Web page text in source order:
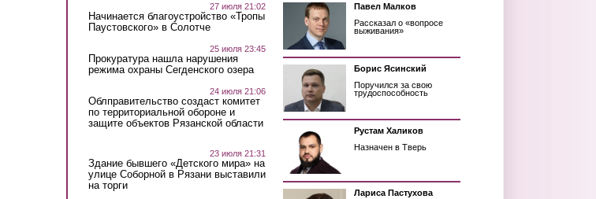
27 июля 21:02
Начинается благоустройство «Тропы
Паустовского» в Солотче
25 июля 23:45
Прокуратура нашла нарушения
режима охраны Сегденского озера
24 июля 21:06
Облправительство создаст комитет
по территориальной обороне и
защите объектов Рязанской области
23 июля 21:31
Здание бывшего «Детского мира» на
улице Соборной в Рязани выставили
на торги
Павел Малков
Рассказал о «вопросе
выживания»
Борис Ясинский
Поручился за свою
трудоспособность
Рустам Халиков
Назначен в Тверь
Лариса Пастухова